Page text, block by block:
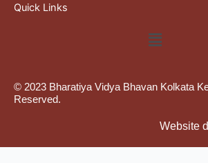
Quick Links
Menu
© 2023 Bharatiya Vidya Bhavan Kolkata
Reserved.
Website